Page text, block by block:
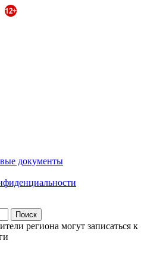
документы
региона могут записаться к